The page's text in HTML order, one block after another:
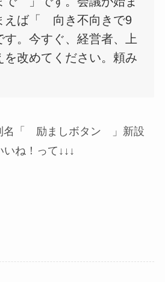
えば「 向き不向きで9
。今すぐ、経営者、上
を改めてください。頼み
名「 励ましボタン 」新設
ね！って↓↓↓